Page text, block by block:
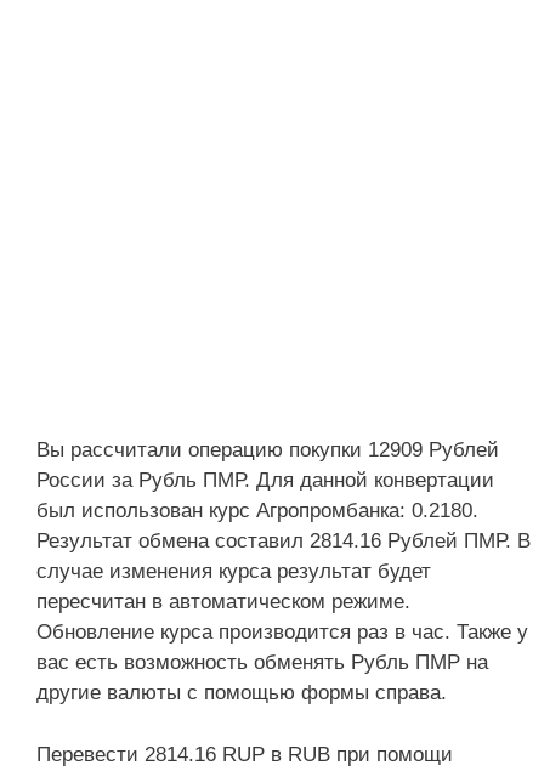
Вы рассчитали операцию покупки 12909 Рублей
России за Рубль ПМР. Для данной конвертации
был использован курс Агропромбанка: 0.2180.
Результат обмена составил 2814.16 Рублей ПМР. В
случае изменения курса результат будет
пересчитан в автоматическом режиме.
Обновление курса производится раз в час. Также у
вас есть возможность обменять Рубль ПМР на
другие валюты с помощью формы справа.
Перевести 2814.16 RUP в RUB при помощи